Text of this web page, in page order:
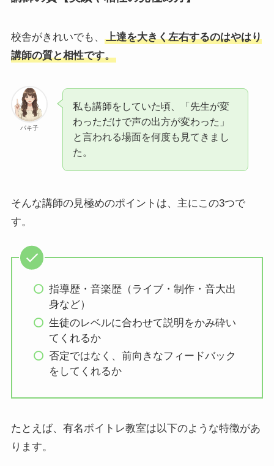
校舎がきれいでも、
上達を大きく左右するのはやはり
講師の質と相性です。
パキ子
私も講師をしていた頃、「先生が変
わっただけで声の出方が変わった」
と言われる場面を何度も見てきまし
た。
そんな講師の見極めのポイントは、主にこの3つで
す。
指導歴・音楽歴（ライブ・制作・音大出
身など）
生徒のレベルに合わせて説明をかみ砕い
てくれるか
否定ではなく、前向きなフィードバック
をしてくれるか
たとえば、有名ボイトレ教室は以下のような特徴があ
ります。